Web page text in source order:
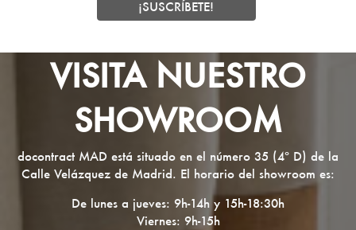
VISITA NUESTRO
SHOWROOM
docontract MAD está situado en el número 35 (4º D) de la
Calle Velázquez de Madrid. El horario del showroom es:
De lunes a jueves: 9h-14h y 15h-18:30h
Viernes: 9h-15h